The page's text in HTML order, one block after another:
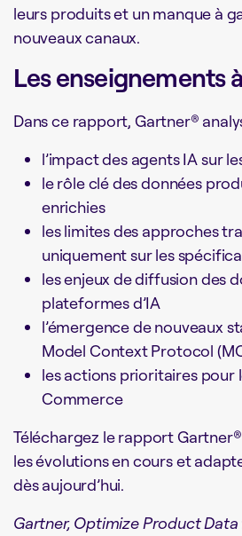
leurs produits et un manque à
nouveaux canaux.
Les enseignements
Dans ce rapport, Gartner®
l’impact des agents IA sur
le rôle clé des données
enrichies
les limites des approches
uniquement sur les
les enjeux de diffusion des
plateformes d’IA
l’émergence de nouveaux
Model Context Protocol
les actions prioritaires pour
Commerce
Téléchargez le rapport
les évolutions en cours et
dès aujourd’hui.
Gartner, Optimize Product